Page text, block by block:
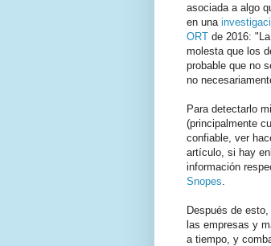
asociada a algo
en una
ORT de 2016:
molesta que los
probable que no
no
Para detectarlo
(principalmente
confiable, ver h
artículo, si hay
información
Snopes
Después de
las empresas y
a tiempo, y